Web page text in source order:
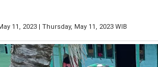
11, 2023 | Thursday, May 11, 2023 WIB